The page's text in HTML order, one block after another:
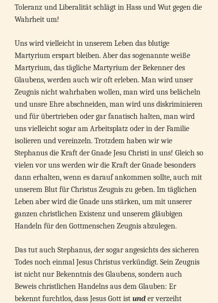
Toleranz und Liberalität schlägt in Hass und Wut gegen die
Wahrheit um!
Uns wird vielleicht in unserem Leben das blutige
Martyrium erspart bleiben. Aber das sogenannte weiße
Martyrium, das tägliche Martyrium der Bekenner des
Glaubens, werden auch wir oft erleben. Man wird unser
Zeugnis nicht wahrhaben wollen, man wird uns belächeln
und unsre Ehre abschneiden, man wird uns diskriminieren
und für übertrieben oder gar fanatisch halten, man wird
uns vielleicht sogar am Arbeitsplatz oder in der Familie
isolieren und vereinzeln. Trotzdem haben wir wie
Stephanus die Kraft der Gnade Jesu Christi in uns! Gleich so
vielen vor uns werden wir die Kraft der Gnade besonders
dann erhalten, wenn es darauf ankommen sollte, auch mit
unserem Blut für Christus Zeugnis zu geben. Im täglichen
Leben aber wird die Gnade uns stärken, um mit unserer
ganzen christlichen Existenz und unserem gläubigen
Handeln für den Gottmenschen Zeugnis abzulegen.
Das tut auch Stephanus, der sogar angesichts des sicheren
Todes noch einmal Jesus Christus verkündigt. Sein Zeugnis
ist nicht nur Bekenntnis des Glaubens, sondern auch
Beweis christlichen Handelns aus dem Glauben: Er
bekennt furchtlos, dass Jesus Gott ist und er verzeiht